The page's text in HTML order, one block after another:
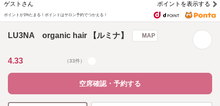
ゲストさん ポイントを表示する
ポイントが1%たまる！ ポイントはサロン予約でつかえる！
LU3NA organic hair 【ルミナ】 MAP
4.33 （33件）
空席確認・予約する